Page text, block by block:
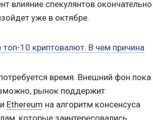
влияние спекулянтов окончательно
уже в октябре.
топ-10 криптовалют. В чем причина
время. Внешний фон пока
рынок поддержит
Ethereum на алгоритм консенсуса
которые заинтересовались